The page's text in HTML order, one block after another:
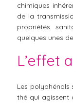
chimiques
de la
propriétés
quelques unes
L’effet
Les
thé qui agissent